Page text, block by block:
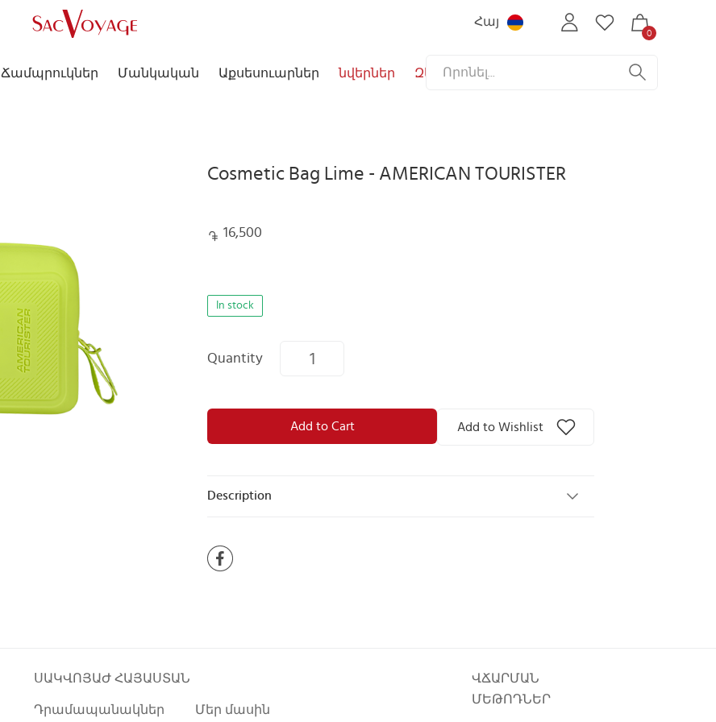
Հայ
0
Ճամպրուկներ Մանկական Աքսեսուարներ նվերներ Զեղչեր
Cosmetic Bag Lime - AMERICAN TOURISTER
16,500
In stock
Quantity
Add to Cart Add to Wishlist
Description
ՍԱԿՎՈՅԱԺ ՀԱՅԱՍՏԱՆ
Դրամապանակներ Մեր մասին
ՎՃԱՐՄԱՆ
ՄԵԹՈԴՆԵՐ